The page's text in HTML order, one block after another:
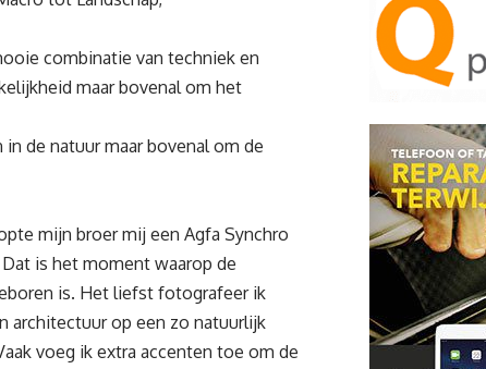
combinatie van techniek en
maar bovenal om het
de natuur maar bovenal om de
mijn broer mij een Agfa Synchro
is het moment waarop de
is. Het liefst fotografeer ik
architectuur op een zo natuurlijk
voeg ik extra accenten toe om de